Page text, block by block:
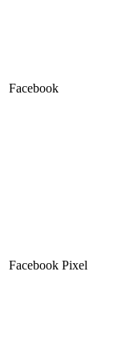
Facebook
Facebook Pixel